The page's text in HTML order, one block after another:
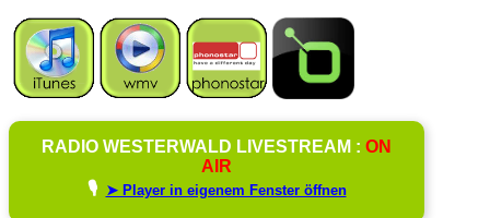
RADIO WESTERWALD LIVESTREAM : ON
AIR
🎙️ ➤ Player in eigenem Fenster öffnen